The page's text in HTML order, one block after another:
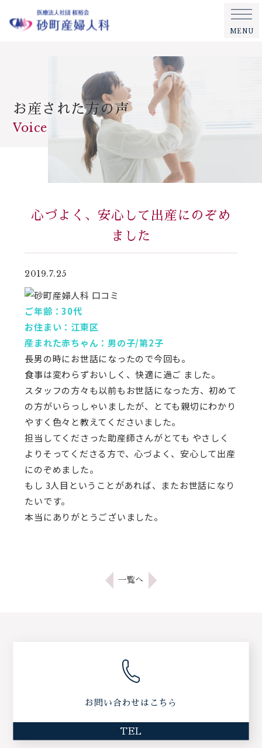
MENU
お産された方の声
Voice
心づよく、安心して出産にのぞめ
ました
2019.7.25
ご年齢：30代
お住まい：江東区
産まれた赤ちゃん：男の子/第2子
長男の時にお世話になったので今回も。
食事は変わらずおいしく、快適に過ご ました。
スタッフの方々も以前もお世話になった方、初めて
の方がいらっしゃいましたが、とても親切にわかり
やすく色々と教えてくださいました。
担当してくださった助産師さんがとても やさしく
よりそってくださる方で、心づよく、安心して出産
にのぞめました。
もし 3人目ということがあれば、またお世話になり
たいです。
本当にありがとうございました。
一覧へ
お問い合わせはこちら
TEL